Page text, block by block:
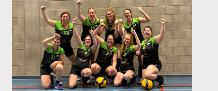
Heren Recrea A
Heren Recrea B
Heren Recrea C
KALENDER